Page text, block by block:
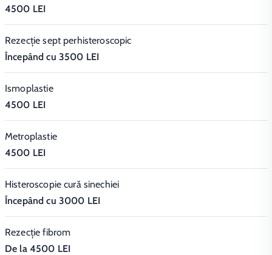
4500 LEI
Rezecție sept perhisteroscopic
Începând cu 3500 LEI
Ismoplastie
4500 LEI
Metroplastie
4500 LEI
Histeroscopie cură sinechiei
Începând cu 3000 LEI
Rezecție fibrom
De la 4500 LEI